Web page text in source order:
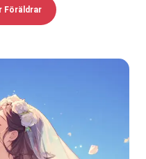
Föräldrar